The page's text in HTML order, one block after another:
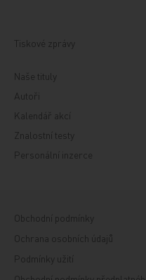
Tiskové zprávy
Naše tituly
Autoři
Kalendář akcí
Znalostní testy
Personální inzerce
Obchodní podmínky
Ochrana osobních údajů
Podmínky užití